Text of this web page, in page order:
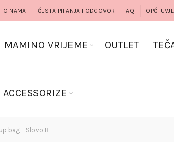
O NAMA ČESTA PITANJA I ODGOVORI – FAQ OPĆI
MAMINO VRIJEME OUTLET
ACCESSORIZE
bag – Slovo B